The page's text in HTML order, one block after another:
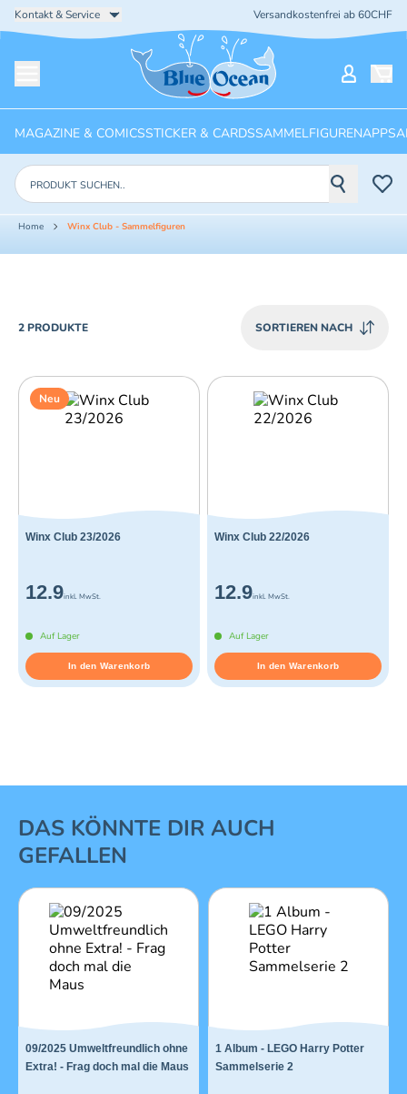
Kontakt & Service Versandkostenfrei ab 60CHF
Startseite
MAGAZINE & COMICSSTICKER & CARDSSAMMELFIGURENAPPS
Produkte suchen
Home Winx Club - Sammelfiguren
PRODUCTS
2 PRODUKTE SORTIEREN NACH
Neu
Winx Club 23/2026
12.9inkl. MwSt.
Auf Lager
In den Warenkorb
Winx Club 22/2026
12.9inkl. MwSt.
Auf Lager
In den Warenkorb
1 von 16
DAS KÖNNTE DIR AUCH
GEFALLEN
09/2025 Umweltfreundlich ohne
Extra! - Frag doch mal die Maus
1 Album - LEGO Harry Potter
Sammelserie 2